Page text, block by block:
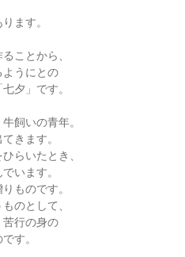
ます。
ことから、
うにとの
夕」です。
飼いの青年。
きます。
らいたとき、
います。
ものです。
のとして、
行の身の
す。